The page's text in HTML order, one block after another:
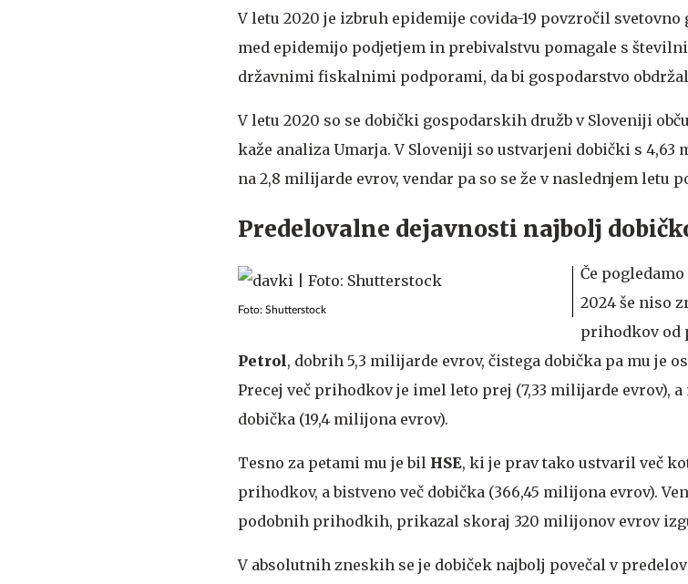
V letu 2020 je izbruh epidemije covida-19 povzročil
med epidemijo podjetjem in prebivalstvu pomagale s
državnimi fiskalnimi podporami, da bi gospodarstvo
V letu 2020 so se dobički gospodarskih družb v Sloveniji
kaže analiza Umarja. V Sloveniji so ustvarjeni dobički s 4,63
na 2,8 milijarde evrov, vendar pa so se že v naslednjem letu
Predelovalne dejavnosti najbolj
Foto: Shutterstock
Če
2024 še niso
prihodkov od
Petrol, dobrih 5,3 milijarde evrov, čistega dobička pa mu je
Precej več prihodkov je imel leto prej (7,33 milijarde evrov),
dobička (19,4 milijona evrov).
Tesno za petami mu je bil HSE, ki je prav tako ustvaril več
prihodkov, a bistveno več dobička (366,45 milijona evrov).
podobnih prihodkih, prikazal skoraj 320 milijonov evrov
V absolutnih zneskih se je dobiček najbolj povečal v